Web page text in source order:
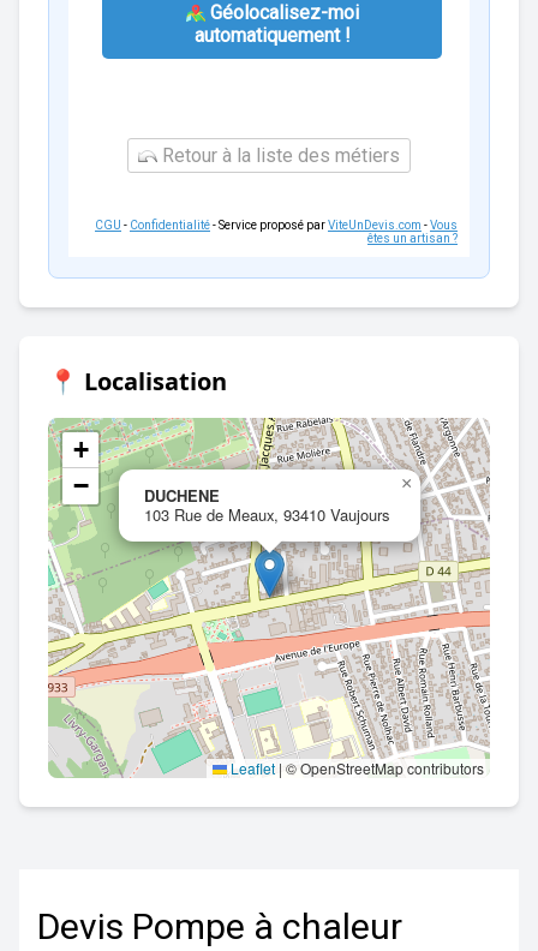
Géolocalisez-moi
automatiquement !
Retour à la liste des métiers
CGU - Confidentialité- Service proposé parViteUnDevis.com -Vous
êtes un artisan ?
📍 Localisation
DUCHENE
103 Rue de Meaux, 93410 Vaujours
×
+
−
Leaflet | © OpenStreetMap contributors
Devis Pompe à chaleur